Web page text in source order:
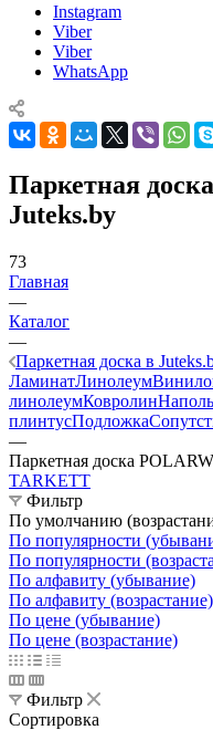
Instagram
Viber
Viber
WhatsApp
Паркетная
Juteks.by
73
Главная
—
Каталог
—
Паркетная доска в
ЛаминатЛинолеум
линолеумКовролин
плинтусПодложка
—
Паркетная доска
TARKETT
Фильтр
По умолчанию
По популярности
По популярности
По алфавиту (убывание)
По алфавиту (возрастание)
По цене (убывание)
По цене (возрастание)
Фильтр
Сортировка